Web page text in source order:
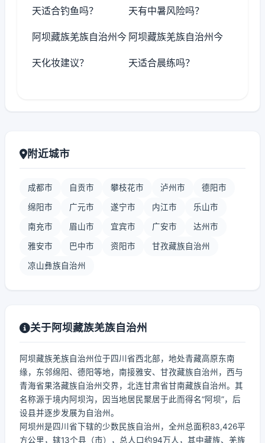
天适合钓鱼吗？ 天有中暑风险吗？
阿坝藏族羌族自治州今
天化妆建议？
阿坝藏族羌族自治州今
天适合晨练吗？
附近城市
成都市 自贡市 攀枝花市 泸州市 德阳市
绵阳市 广元市 遂宁市 内江市 乐山市
南充市 眉山市 宜宾市 广安市 达州市
雅安市 巴中市 资阳市 甘孜藏族自治州
凉山彝族自治州
关于阿坝藏族羌族自治州
阿坝藏族羌族自治州位于四川省西北部，地处青藏高原东南
缘，东邻绵阳、德阳等地，南接雅安、甘孜藏族自治州，西与
青海省果洛藏族自治州交界，北连甘肃省甘南藏族自治州。其
名称源于境内阿坝沟，因当地居民聚居于此而得名“阿坝”，后
设县并逐步发展为自治州。
阿坝州是四川省下辖的少数民族自治州，全州总面积83,426平
方公里，辖13个县（市），总人口约94万人，其中藏族、羌族